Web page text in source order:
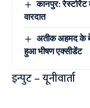
कानपुर:
वारदात
अतीक अहमद के
हुआ भीषण एक्सीडेंट
इन्पुट – यूनीवार्ता